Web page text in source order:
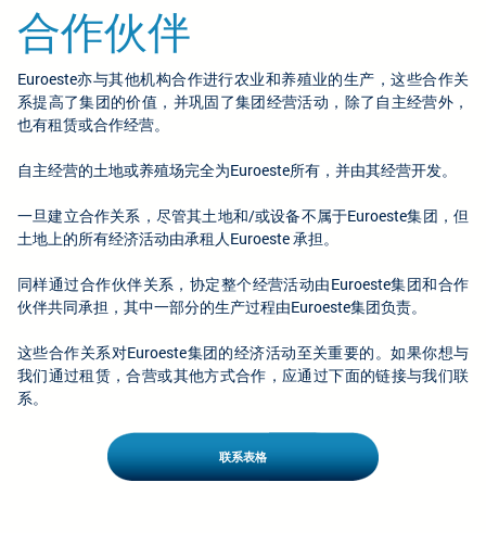
合作伙伴
Euroeste亦与其他机构合作进行农业和养殖业的生产，这些合作关
系提高了集团的价值，并巩固了集团经营活动，除了自主经营外，
也有租赁或合作经营。
自主经营的土地或养殖场完全为Euroeste所有，并由其经营开发。
一旦建立合作关系，尽管其土地和/或设备不属于Euroeste集团，但
土地上的所有经济活动由承租人Euroeste 承担。
同样通过合作伙伴关系，协定整个经营活动由Euroeste集团和合作
伙伴共同承担，其中一部分的生产过程由Euroeste集团负责。
这些合作关系对Euroeste集团的经济活动至关重要的。如果你想与
我们通过租赁，合营或其他方式合作，应通过下面的链接与我们联
系。
联系表格